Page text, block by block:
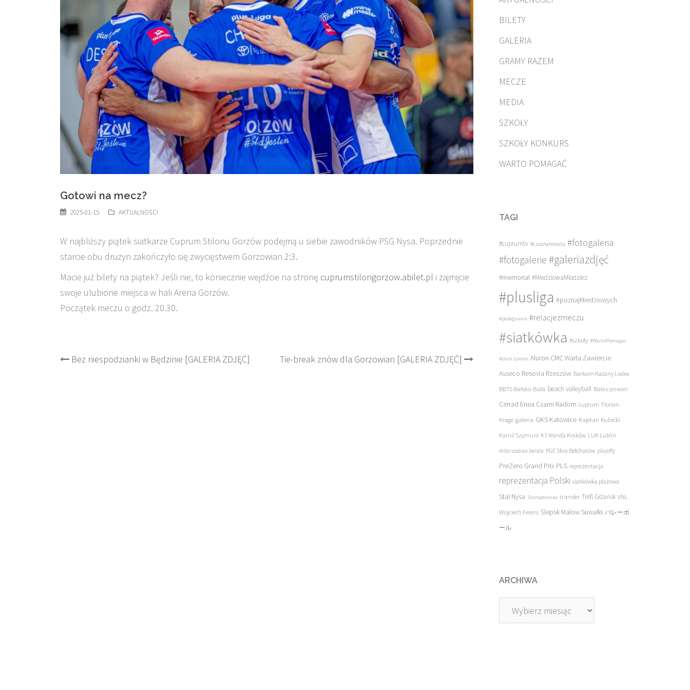
Gotowi na mecz?
2025-01-15 AKTUALNOŚCI
W najbliższy piątek siatkarze Cuprum Stilonu Gorzów podejmą u siebie zawodników PSG Nysa. Poprzednie
starcie obu drużyn zakończyło się zwycięstwem Gorzowian 2:3.
Macie już bilety na piątek? Jeśli nie, to koniecznie wejdźcie na stronę cuprumstilongorzow.abilet.pl i zajmijcie
swoje ulubione miejsca w hali Arena Gorzów.
Początek meczu o godz. 20.30.
Post
Bez niespodzianki w Będzinie [GALERIA ZDJĘĆ] Tie-break znów dla Gorzowian [GALERIA ZDJĘĆ]
BILETY
GALERIA
GRAMY RAZEM
MECZE
MEDIA
SZKOŁY
SZKOŁY KONKURS
WARTO POMAGAĆ
TAGI
#cuprumtv #czasnarewanż #fotogaleria
#fotogalerie #galeriazdjęć
#memoriał #MiedziowaMlodziez
#plusliga #poznajMiedziowych
#pożegnania #relacjezmeczu
#siatkówka #szkoły #WartoPomagac
Adam Lorenc Aluron CMC Warta Zawiercie
Asseco Resovia Rzeszów Barkom Każany Lwów
BBTS Bielsko-Biała beach volleyball Biało-czerwoni
Cerrad Enea Czarni Radom cuprum Florian
Krage galeria GKS Katowice Kajetan Kubicki
Kamil Szymura KS Wanda Kraków LUK Lublin
mistrzostwa świata PGE Skra Bełchatów playoffy
PreZero Grand Prix PLS reprezentacja
reprezentacja Polski siatkówka plażowa
Stal Nysa Staropolanka transfer Trefl Gdańsk VNL
Wojciech Ferens Ślepsk Malow Suwałki バレーボ
ール
ARCHIWA
Archiwa